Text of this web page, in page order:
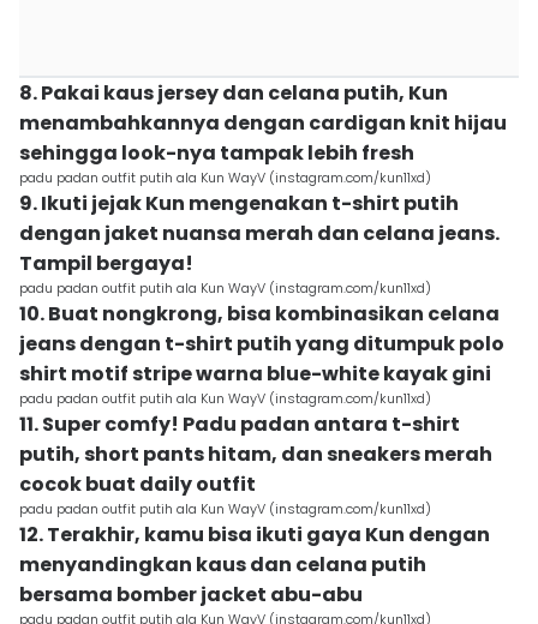
8. Pakai kaus jersey dan celana putih, Kun
menambahkannya dengan cardigan knit hijau
sehingga look-nya tampak lebih fresh
padu padan outfit putih ala Kun WayV (instagram.com/kun11xd)
9. Ikuti jejak Kun mengenakan t-shirt putih
dengan jaket nuansa merah dan celana jeans.
Tampil bergaya!
padu padan outfit putih ala Kun WayV (instagram.com/kun11xd)
10. Buat nongkrong, bisa kombinasikan celana
jeans dengan t-shirt putih yang ditumpuk polo
shirt motif stripe warna blue-white kayak gini
padu padan outfit putih ala Kun WayV (instagram.com/kun11xd)
11. Super comfy! Padu padan antara t-shirt
putih, short pants hitam, dan sneakers merah
cocok buat daily outfit
padu padan outfit putih ala Kun WayV (instagram.com/kun11xd)
12. Terakhir, kamu bisa ikuti gaya Kun dengan
menyandingkan kaus dan celana putih
bersama bomber jacket abu-abu
padu padan outfit putih ala Kun WayV (instagram.com/kun11xd)